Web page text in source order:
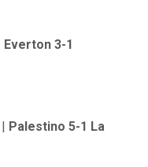
Everton 3-1
Palestino 5-1 La